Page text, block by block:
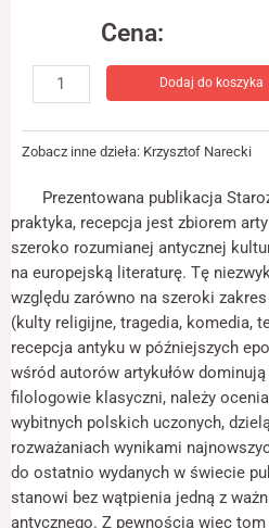
Cena:
ilość
Starożytny
Teoria-
praktyka-
Dodaj do koszyka
Zobacz inne dzieła: Krzysztof Narecki
Prezentowana publikacja
praktyka, recepcja jest zbiorem
szeroko rozumianej antycznej
na europejską literaturę. Tę
względu zarówno na szeroki
(kulty religijne, tragedia, komedia,
recepcja antyku w późniejszych
wśród autorów artykułów
filologowie klasyczni, należy
wybitnych polskich uczonych,
rozważaniach wynikami
do ostatnio wydanych w świecie
stanowi bez wątpienia jedną z
antycznego. Z pewnością więc